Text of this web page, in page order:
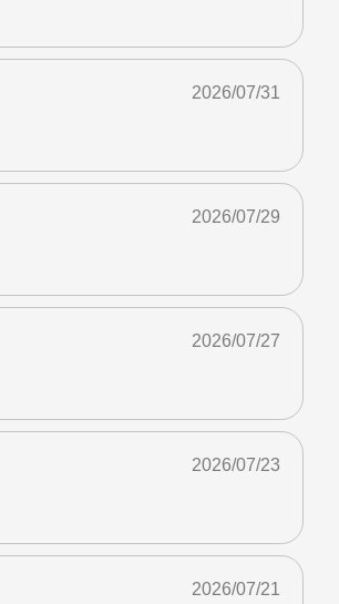
2026/07/31
2026/07/29
2026/07/27
2026/07/23
2026/07/21